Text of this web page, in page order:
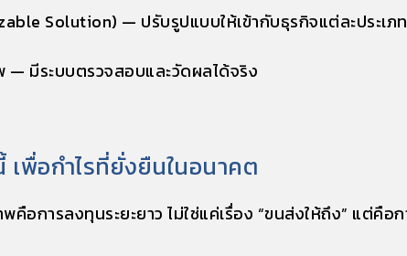
Solution) — ปรับรูปแบบให้เข้ากับธุรกิจแต่ละประเภ
— มีระบบตรวจสอบและวัดผลได้จริง
พื่อกำไรที่ยั่งยืนในอนาคต
อการลงทุนระยะยาว ไม่ใช่แค่เรื่อง “ขนส่งให้ถึง” แต่คือ